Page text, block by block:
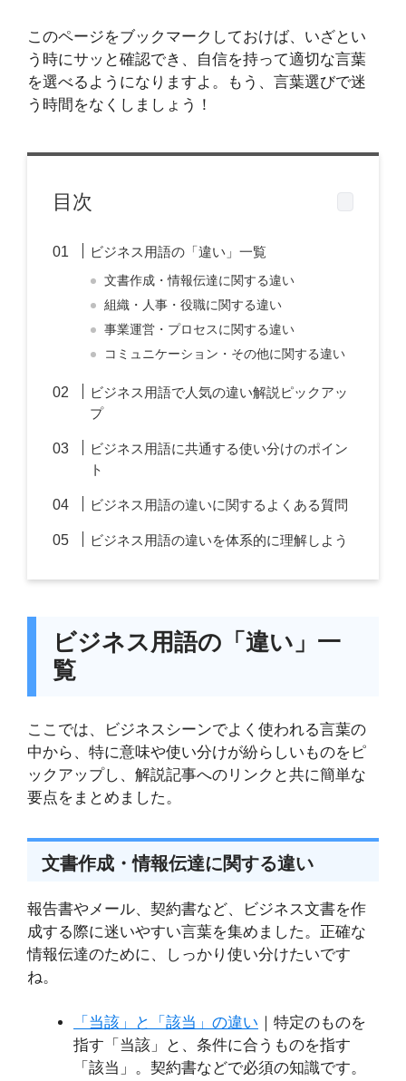
このページをブックマークしておけば、いざとい
う時にサッと確認でき、自信を持って適切な言葉
を選べるようになりますよ。もう、言葉選びで迷
う時間をなくしましょう！
目次
ビジネス用語の「違い」一覧
文書作成・情報伝達に関する違い
組織・人事・役職に関する違い
事業運営・プロセスに関する違い
コミュニケーション・その他に関する違い
ビジネス用語で人気の違い解説ピックアッ
プ
ビジネス用語に共通する使い分けのポイン
ト
ビジネス用語の違いに関するよくある質問
ビジネス用語の違いを体系的に理解しよう
ビジネス用語の「違い」一
覧
ここでは、ビジネスシーンでよく使われる言葉の
中から、特に意味や使い分けが紛らしいものをピ
ックアップし、解説記事へのリンクと共に簡単な
要点をまとめました。
文書作成・情報伝達に関する違い
報告書やメール、契約書など、ビジネス文書を作
成する際に迷いやすい言葉を集めました。正確な
情報伝達のために、しっかり使い分けたいです
ね。
「当該」と「該当」の違い ｜特定のものを
指す「当該」と、条件に合うものを指す
「該当」。契約書などで必須の知識です。